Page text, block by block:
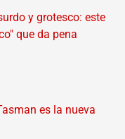
y grotesco: este
que da pena
es la nueva